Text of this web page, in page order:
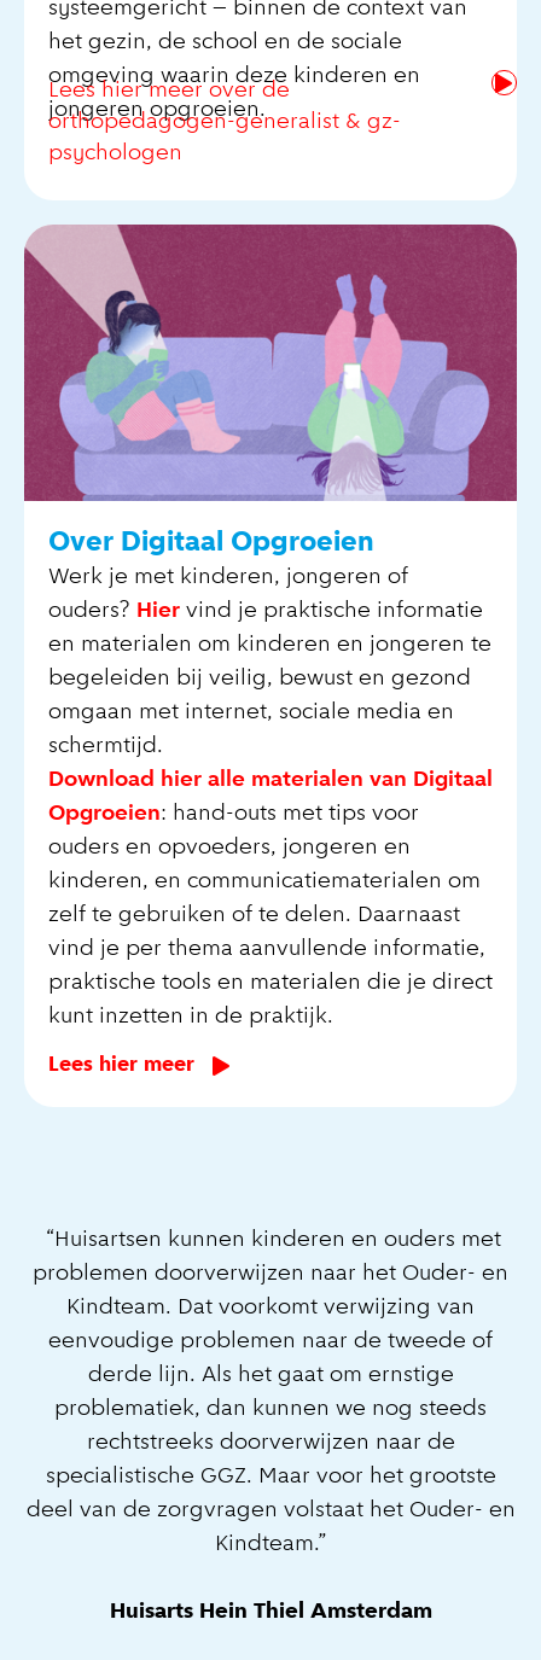
systeemgericht – binnen de context van
het gezin, de school en de sociale
omgeving waarin deze kinderen en
jongeren opgroeien.
Lees hier meer over de
orthopedagogen-generalist & gz-
psychologen
Over Digitaal Opgroeien
Werk je met kinderen, jongeren of
ouders? Hier vind je praktische informatie
en materialen om kinderen en jongeren te
begeleiden bij veilig, bewust en gezond
omgaan met internet, sociale media en
schermtijd.
Download hier alle materialen van Digitaal
Opgroeien: hand-outs met tips voor
ouders en opvoeders, jongeren en
kinderen, en communicatiematerialen om
zelf te gebruiken of te delen. Daarnaast
vind je per thema aanvullende informatie,
praktische tools en materialen die je direct
kunt inzetten in de praktijk.
Lees hier meer
“Huisartsen kunnen kinderen en ouders met
problemen doorverwijzen naar het Ouder- en
Kindteam. Dat voorkomt verwijzing van
eenvoudige problemen naar de tweede of
derde lijn. Als het gaat om ernstige
problematiek, dan kunnen we nog steeds
rechtstreeks doorverwijzen naar de
specialistische GGZ. Maar voor het grootste
deel van de zorgvragen volstaat het Ouder- en
Kindteam.”
Huisarts Hein Thiel Amsterdam